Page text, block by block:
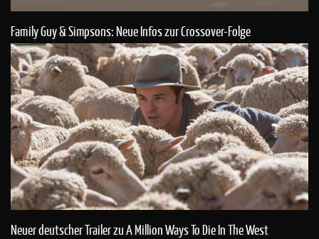
Family Guy & Simpsons: Neue Infos zur Crossover-Folge
Neuer deutscher Trailer zu A Million Ways To Die In The West